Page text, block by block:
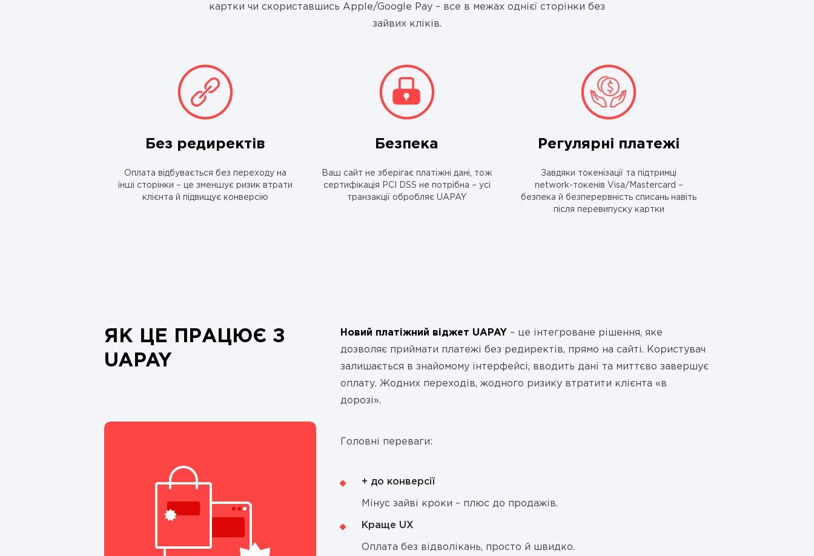
УМОВИ ТА ПОРЯДОК НАДАННЯ
ТЕХНОЛОГІЧНИЙ ОПЕРАТОР АЙГАМА
картки чи скориставшись Apple/Google Pay – все в межах однієї сторінки без
зайвих кліків.
Без редиректів
Оплата відбувається без переходу на
інші сторінки – це зменшує ризик втрати
клієнта й підвищує конверсію
Безпека
Ваш сайт не зберігає платіжні дані, тож
сертифікація PCI DSS не потрібна – усі
транзакції обробляє UAPAY
Регулярні платежі
Завдяки токенізації та підтримці
network-токенів Visa/Mastercard –
безпека й безперервність списань навіть
після перевипуску картки
ЯК ЦЕ ПРАЦЮЄ З
UAPAY
Новий платіжний віджет UAPAY – це інтегроване рішення, яке
дозволяє приймати платежі без редиректів, прямо на сайті. Користувач
залишається в знайомому інтерфейсі, вводить дані та миттєво завершує
оплату. Жодних переходів, жодного ризику втратити клієнта «в
дорозі».
Головні переваги:
+ до конверсії
Мінус зайві кроки – плюс до продажів.
Краще UX
Оплата без відволікань, просто й швидко.